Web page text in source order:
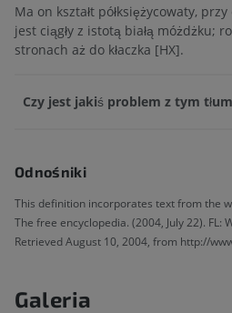
Ma on kształt półksiężycowaty,
jest ciągły z istotą białą móżdżku;
stronach aż do kłaczka [HX].
Czy jest jakiś problem z tym
Odnośniki
This definition incorporates text from the
The free encyclopedia. (2004, July 22). FL:
Retrieved August 10, 2004, from http://
Galeria